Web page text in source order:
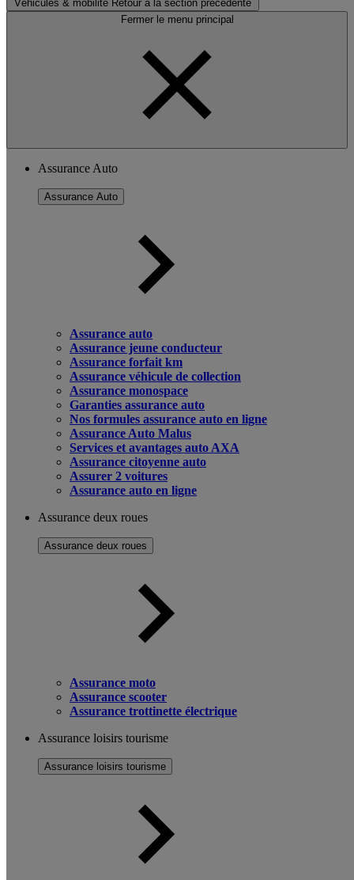
Véhicules & mobilité Retour à la section précédente
Fermer le menu principal
Assurance Auto
Assurance Auto
Assurance auto
Assurance jeune conducteur
Assurance forfait km
Assurance véhicule de collection
Assurance monospace
Garanties assurance auto
Nos formules assurance auto en ligne
Assurance Auto Malus
Services et avantages auto AXA
Assurance citoyenne auto
Assurer 2 voitures
Assurance auto en ligne
Assurance deux roues
Assurance deux roues
Assurance moto
Assurance scooter
Assurance trottinette électrique
Assurance loisirs tourisme
Assurance loisirs tourisme